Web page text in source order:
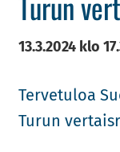
13.3.2024 klo
Ter­ve­tu­loa
Turun